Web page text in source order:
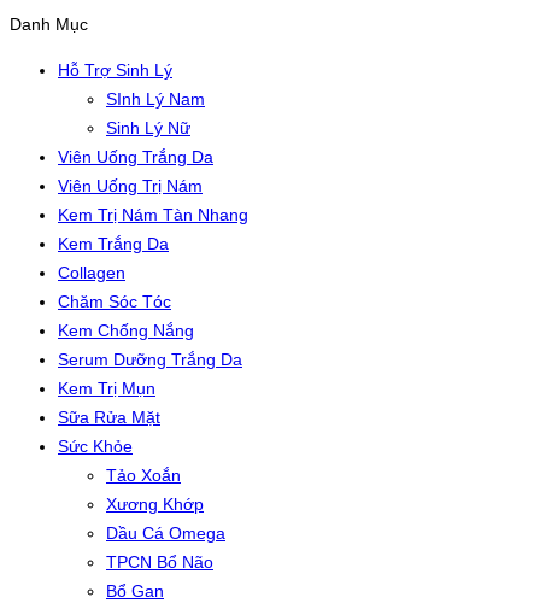
Danh Mục
Hỗ Trợ Sinh Lý
SInh Lý Nam
Sinh Lý Nữ
Viên Uống Trắng Da
Viên Uống Trị Nám
Kem Trị Nám Tàn Nhang
Kem Trắng Da
Collagen
Chăm Sóc Tóc
Kem Chống Nắng
Serum Dưỡng Trắng Da
Kem Trị Mụn
Sữa Rửa Mặt
Sức Khỏe
Tảo Xoắn
Xương Khớp
Dầu Cá Omega
TPCN Bổ Não
Bổ Gan